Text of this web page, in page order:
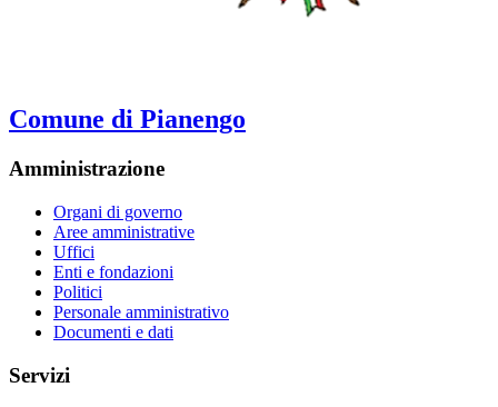
Comune di Pianengo
Amministrazione
Organi di governo
Aree amministrative
Uffici
Enti e fondazioni
Politici
Personale amministrativo
Documenti e dati
Servizi